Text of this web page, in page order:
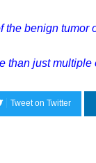
the benign
than just
Tweet on Twitter